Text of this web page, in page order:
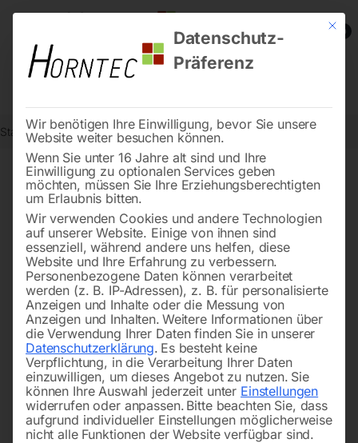
0
Start Werkstatttechnik Hebetechnik Stahlwinde 3.000 kg
Mit
Datenschutz-
Präferenz
Wir benötigen Ihre Einwilligung, bevor Sie unsere
Website weiter besuchen können.
Wenn Sie unter 16 Jahre alt sind und Ihre
Einwilligung zu optionalen Services geben
möchten, müssen Sie Ihre Erziehungsberechtigten
um Erlaubnis bitten.
Wir verwenden Cookies und andere Technologien
auf unserer Website. Einige von ihnen sind
essenziell, während andere uns helfen, diese
Website und Ihre Erfahrung zu verbessern.
Personenbezogene Daten können verarbeitet
werden (z. B. IP-Adressen), z. B. für personalisierte
Anzeigen und Inhalte oder die Messung von
Anzeigen und Inhalten. Weitere Informationen über
die Verwendung Ihrer Daten finden Sie in unserer
Datenschutzerklärung. Es besteht keine
Verpflichtung, in die Verarbeitung Ihrer Daten
einzuwilligen, um dieses Angebot zu nutzen. Sie
können Ihre Auswahl jederzeit unter Einstellungen
widerrufen oder anpassen. Bitte beachten Sie, dass
aufgrund individueller Einstellungen möglicherweise
nicht alle Funktionen der Website verfügbar sind.